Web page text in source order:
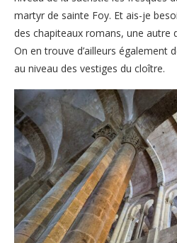
martyr de sainte Foy. Et ais-je
des chapiteaux romans, une autre
On en trouve d’ailleurs également
au niveau des vestiges du cloître.